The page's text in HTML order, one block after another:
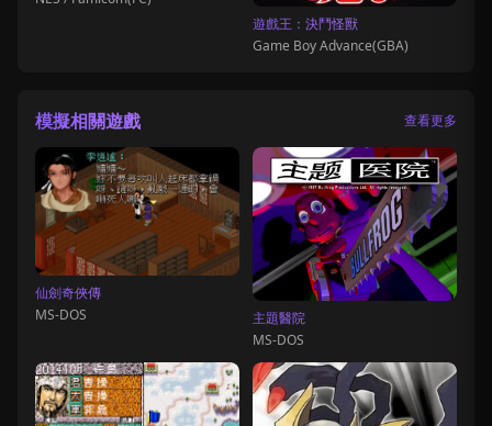
遊戲王：決鬥怪獸
Game Boy Advance(GBA)
模擬相關遊戲 查看更多
仙劍奇俠傳
MS-DOS
主題醫院
MS-DOS